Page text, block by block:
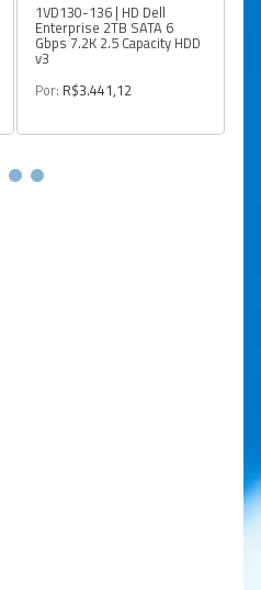
1VD130-136 | HD Dell
Enterprise 2TB SATA 6
Gbps 7.2K 2.5 Capacity HDD
v3
Por: R$3.441,12